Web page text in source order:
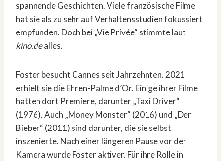
spannende Geschichten. Viele französische Filme
hat sie als zu sehr auf Verhaltensstudien fokussiert
empfunden. Doch bei „Vie Privée“ stimmte laut
kino.dealles.
Foster besucht Cannes seit Jahrzehnten. 2021
erhielt sie die Ehren-Palme d’Or. Einige ihrer Filme
hatten dort Premiere, darunter „Taxi Driver“
(1976). Auch „Money Monster“ (2016) und „Der
Bieber“ (2011) sind darunter, die sie selbst
inszenierte. Nach einer längeren Pause vor der
Kamera wurde Foster aktiver. Für ihre Rolle in